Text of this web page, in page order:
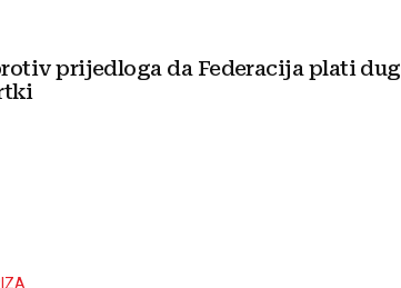
prijedloga da Federacija plati dug